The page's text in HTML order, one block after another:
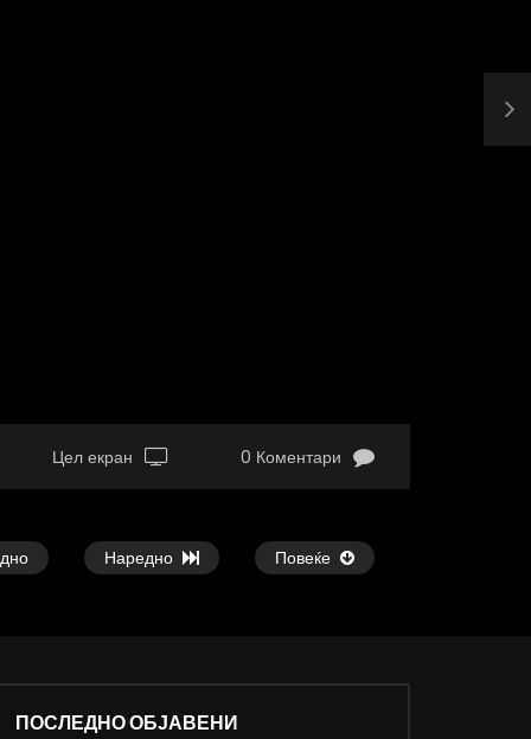
Цел екран 0 Коментари
Наредно Повеќе
ПОСЛЕДНО ОБЈАВЕНИ